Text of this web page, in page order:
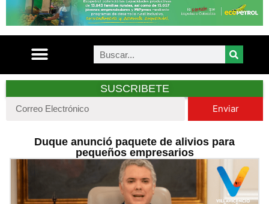
SUSCRIBETE
Enviar
Duque anunció paquete de alivios para
pequeños empresarios